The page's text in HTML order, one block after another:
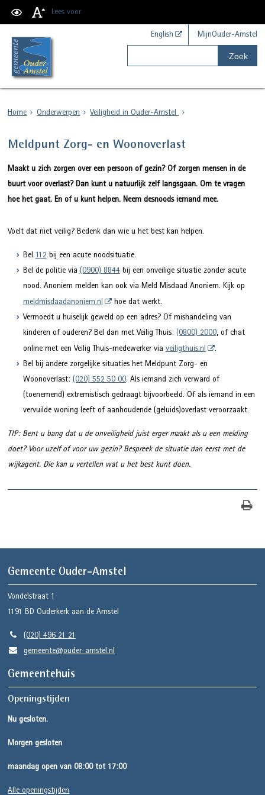
Lees voor
English MijnOuder-Amstel
Zoek
Home Onderwerpen Veiligheid in Ouder-Amstel
Meldpunt Zorg- en Woonoverlast
Maakt u zich zorgen over een persoon of gezin? Of zorgen mensen in de
buurt voor overlast? Dan kunt u natuurlijk zelf langsgaan. Om te vragen
hoe het gaat. En of u kunt helpen. Neem desnoods iemand mee.
Voelt dat niet veilig? Bedenk dan wie u het best kan helpen.
Bel 112 bij een acute noodsituatie.
Bel de politie via (0900) 8844bij een onveilige situatie zonder acute
nood. Anoniem melden kan ook via Meld Misdaad Anoniem. Kijk op
meldmisdaadanoniem.nl
hoe dat werkt.
Vermoedt u huiselijk geweld op een adres? Of mishandeling van
kinderen of ouderen? Bel dan met Veilig Thuis: (0800) 2000, of chat
online met een Veilig Thuis-medewerker via veiligthuis.nl
.
Bel bij andere zorgelijke situaties het Meldpunt Zorg- en
Woonoverlast: (020) 552 50 00. Als iemand zich verward of
(toenemend) extremistisch gedraagt bijvoorbeeld. Of als iemand in een
vervuilde woning leeft of aanhoudende (geluids)overlast veroorzaakt.
TIP: Bent u bang dat u de onveiligheid juist erger maakt als u een melding
doet? Voor uzelf of voor uw gezin? Bespreek de situatie dan eerst met de
wijkagent. Die kan u vertellen wat u het best kunt doen.
Gemeente Ouder-Amstel
Vondelstraat 1
1191 BD Ouderkerk aan de Amstel
(020) 496 21 21
gemeente@ouder-amstel.nl
Gemeentehuis
Openingstijden
Nu gesloten.
Morgen gesloten
maandag open van 08:00 tot 17:00
Alle openingstijden